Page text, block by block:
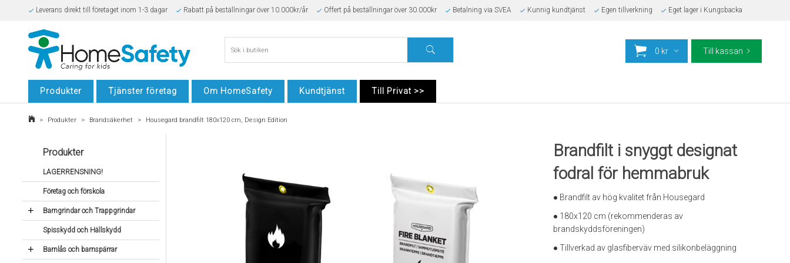
Leverans direkt till företaget inom 1-3 dagar Rabatt på beställningar över 10.000kr/år Offert på beställningar över 30.000kr Betalning via SVEA Kunnig kundtjänst Egen tillverkning Eget lager i Kungsbacka
Säker E-handel
Produkter Tjänster företag Om HomeSafety Kundtjänst Till Privat >>
Till kassan
0 kr
> Produkter > Brandsäkerhet > Housegard brandfilt 180x120 cm, Design Edition
Produkter
LAGERRENSNING!
Företag och förskola
Barngrindar och Trappgrindar
Spisskydd och Hällskydd
Barnlås och barnspärrar
Brandfilt i snyggt designat
fodral för hemmabruk
● Brandfilt av hög kvalitet från Housegard
● 180x120 cm (rekommenderas av
brandskyddsföreningen)
● Tillverkad av glasfiberväv med silikonbeläggning